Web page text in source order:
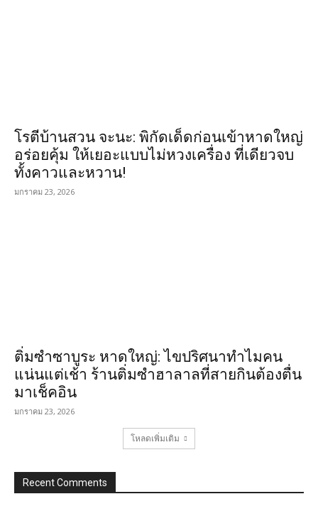
โรตีบ้านสวน จะนะ: พิกัดเด็ดก่อนเข้าหาดใหญ่
อร่อยคุ้ม ให้เยอะแบบไม่หวงเครื่อง ที่เดียวจบ
ทั้งคาวและหวาน!
มกราคม 23, 2026
ติ่มซำซาบูระ หาดใหญ่: ไขปริศนาทำไมคน
แน่นแต่เช้า ร้านติ่มซำฮาลาลที่สายกินต้องตื่น
มาเช็คอิน
มกราคม 23, 2026
โหลดเพิ่มเติม
Recent Comments